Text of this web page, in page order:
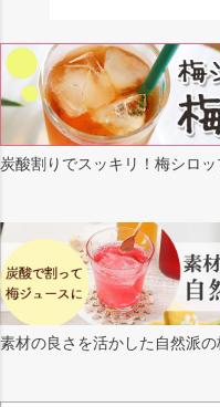
炭酸割りでスッキリ！梅シロッ
素材の良さを活かした自然派